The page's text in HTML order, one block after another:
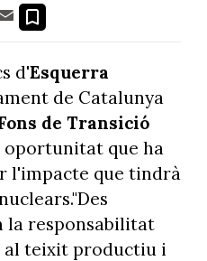
Email
d'Esquerra
de Catalunya
de Transició
que ha
l'impacte que tindrà
la responsabilitat
al teixit productiu i